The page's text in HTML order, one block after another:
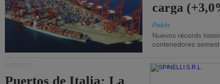
carga
Pekín
Nuevos récords
contenedores
Puertos de Italia: La